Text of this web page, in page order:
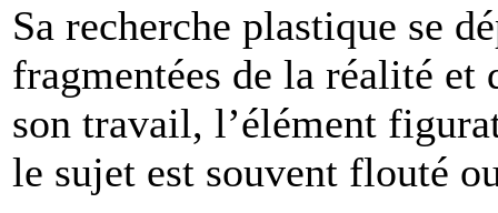
Sa recherche plastique se
fragmentées de la réalité et
son travail, l’élément
le sujet est souvent flouté